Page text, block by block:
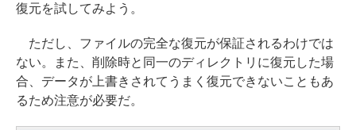
復元を試してみよう。
ただし、ファイルの完全な復元が保証されるわけでは
ない。また、削除時と同一のディレクトリに復元した場
合、データが上書きされてうまく復元できないこともあ
るため注意が必要だ。